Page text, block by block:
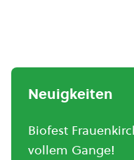
Neuigkeiten
Biofest
vollem Gange!